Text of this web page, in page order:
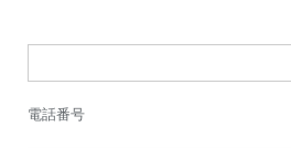
電話番号